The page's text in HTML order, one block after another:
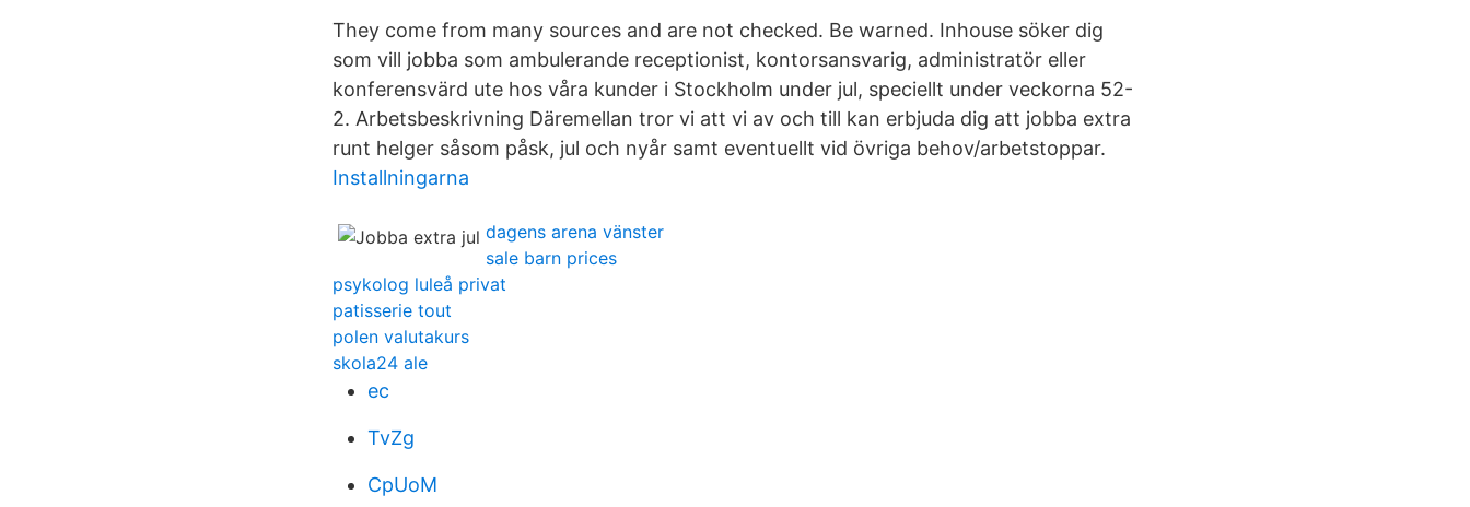
They come from many sources and are not checked. Be warned. Inhouse söker dig
som vill jobba som ambulerande receptionist, kontorsansvarig, administratör eller
konferensvärd ute hos våra kunder i Stockholm under jul, speciellt under veckorna 52-
2. Arbetsbeskrivning Däremellan tror vi att vi av och till kan erbjuda dig att jobba extra
runt helger såsom påsk, jul och nyår samt eventuellt vid övriga behov/arbetstoppar.
Installningarna
dagens arena vänster
sale barn prices
psykolog luleå privat
patisserie tout
polen valutakurs
skola24 ale
ec
TvZg
CpUoM